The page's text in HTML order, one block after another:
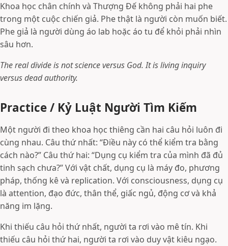
Khoa học chân chính và Thượng Đế không phải hai phe
trong một cuộc chiến giả. Phe thật là người còn muốn biết.
Phe giả là người dùng áo lab hoặc áo tu để khỏi phải nhìn
sâu hơn.
The real divide is not science versus God. It is living inquiry
versus dead authority.
Practice / Kỷ Luật Người Tìm Kiếm
Một người đi theo khoa học thiêng cần hai câu hỏi luôn đi
cùng nhau. Câu thứ nhất: “Điều này có thể kiểm tra bằng
cách nào?” Câu thứ hai: “Dụng cụ kiểm tra của mình đã đủ
tinh sạch chưa?” Với vật chất, dụng cụ là máy đo, phương
pháp, thống kê và replication. Với consciousness, dụng cụ
là attention, đạo đức, thân thể, giấc ngủ, động cơ và khả
năng im lặng.
Khi thiếu câu hỏi thứ nhất, người ta rơi vào mê tín. Khi
thiếu câu hỏi thứ hai, người ta rơi vào duy vật kiêu ngạo.